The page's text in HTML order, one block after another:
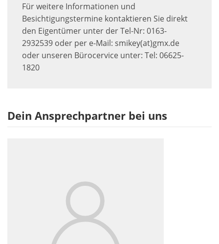
Für weitere Informationen und
Besichtigungstermine kontaktieren Sie direkt
den Eigentümer unter der Tel-Nr: 0163-
2932539 oder per e-Mail: smikey(at)gmx.de
oder unseren Bürocervice unter: Tel: 06625-
1820
Dein Ansprechpartner bei uns